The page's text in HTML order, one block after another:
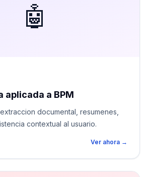
🤖
aplicada a BPM
documental, resumenes,
contextual al usuario.
Ver ahora →